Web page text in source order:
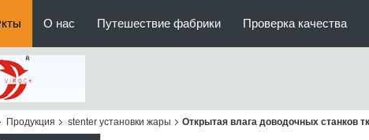
О нас Путешествие фабрики Проверка качества
Продукция stenter установки жары Открытая влага доводочных станков